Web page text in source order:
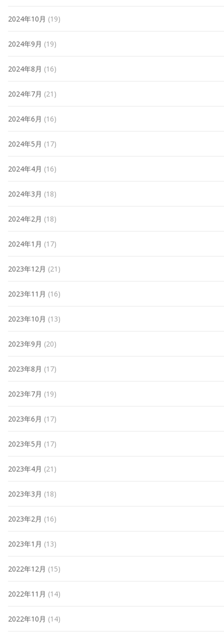
2024年10月 (19)
2024年9月 (19)
2024年8月 (16)
2024年7月 (21)
2024年6月 (16)
2024年5月 (17)
2024年4月 (16)
2024年3月 (18)
2024年2月 (18)
2024年1月 (17)
2023年12月 (21)
2023年11月 (16)
2023年10月 (13)
2023年9月 (20)
2023年8月 (17)
2023年7月 (19)
2023年6月 (17)
2023年5月 (17)
2023年4月 (21)
2023年3月 (18)
2023年2月 (16)
2023年1月 (13)
2022年12月 (15)
2022年11月 (14)
2022年10月 (14)